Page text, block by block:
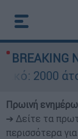
BREAKING
άτομα
Πρωινή
➔ Δείτε τα
περισσότερα